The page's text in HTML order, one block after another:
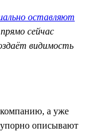
оставляют
сейчас
видимость
а уже
описывают